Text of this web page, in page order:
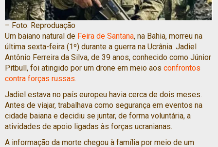
– Foto: Reproduação
Um baiano natural de Feira de Santana, na Bahia, morreu na
última sexta-feira (1º) durante a guerra na Ucrânia. Jadiel
Antônio Ferreira da Silva, de 39 anos, conhecido como Júnior
Pitbull, foi atingido por um drone em meio aos confrontos
contra forças russas.
Jadiel estava no país europeu havia cerca de dois meses.
Antes de viajar, trabalhava como segurança em eventos na
cidade baiana e decidiu se juntar, de forma voluntária, a
atividades de apoio ligadas às forças ucranianas.
A informação da morte chegou à família por meio de um